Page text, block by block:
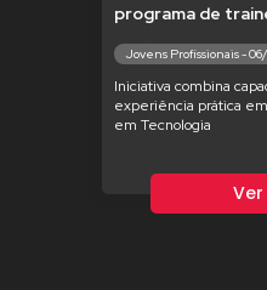
programa de
Jovens Profissionais -
Iniciativa combina
experiência prática
em Tecnologia
Ver